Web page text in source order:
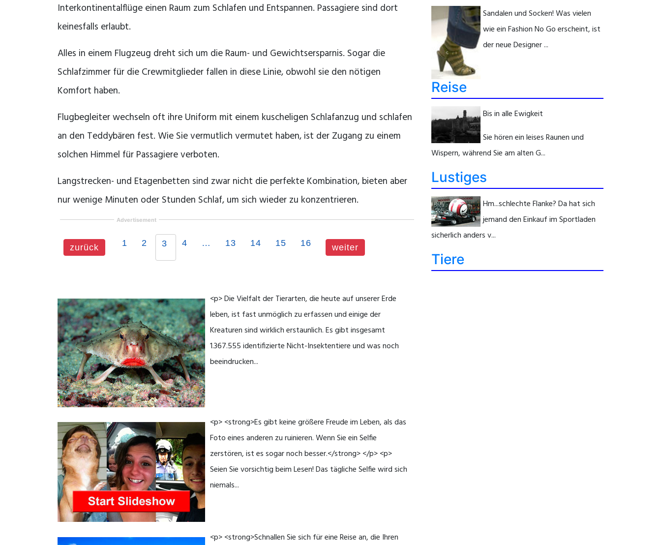
Interkontinentalflüge einen Raum zum Schlafen und Entspannen. Passagiere sind dort
keinesfalls erlaubt.
Alles in einem Flugzeug dreht sich um die Raum- und Gewichtsersparnis. Sogar die
Schlafzimmer für die Crewmitglieder fallen in diese Linie, obwohl sie den nötigen
Komfort haben.
Flugbegleiter wechseln oft ihre Uniform mit einem kuscheligen Schlafanzug und schlafen
an den Teddybären fest. Wie Sie vermutlich vermutet haben, ist der Zugang zu einem
solchen Himmel für Passagiere verboten.
Langstrecken- und Etagenbetten sind zwar nicht die perfekte Kombination, bieten aber
nur wenige Minuten oder Stunden Schlaf, um sich wieder zu konzentrieren.
Advertisement
zurück 1 2 3 4 … 13 14 15 16 weiter
<p> Die Vielfalt der Tierarten, die heute auf unserer Erde
leben, ist fast unmöglich zu erfassen und einige der
Kreaturen sind wirklich erstaunlich. Es gibt insgesamt
1.367.555 identifizierte Nicht-Insektentiere und was noch
beeindrucken...
<p> <strong>Es gibt keine größere Freude im Leben, als das
Foto eines anderen zu ruinieren. Wenn Sie ein Selfie
zerstören, ist es sogar noch besser.</strong> </p> <p>
Seien Sie vorsichtig beim Lesen! Das tägliche Selfie wird sich
niemals...
<p> <strong>Schnallen Sie sich für eine Reise an, die Ihren
Sandalen und Socken! Was vielen
wie ein Fashion No Go erscheint, ist
der neue Designer ...
Reise
Bis in alle Ewigkeit
Sie hören ein leises Raunen und
Wispern, während Sie am alten G...
Lustiges
Hm...schlechte Flanke? Da hat sich
jemand den Einkauf im Sportladen
sicherlich anders v...
Tiere